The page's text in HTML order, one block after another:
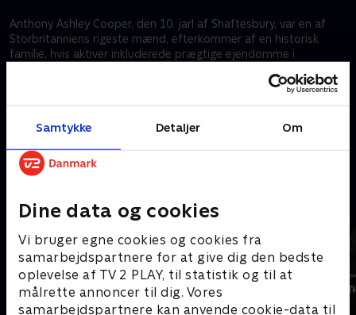
Samtykke Detaljer Om
Dine data og cookies
Vi bruger egne cookies og cookies fra
samarbejdspartnere for at give dig den bedste
oplevelse af TV 2 PLAY, til statistik og til at
målrette annoncer til dig. Vores
samarbejdspartnere kan anvende cookie-data til
Anthony Ashley Cooper, den 10. jarl af Shaftesbury, var en af
Storbritanniens rigeste mænd, efterkommer af en historisk
familie, hvis aktiver inkluderede prægtige ejendomme i
kunstværker til en værdi af titusinder af millioner af pund. Han
stoffer og sex.
Kræver tilkøb
Mere indhold fra Disney+